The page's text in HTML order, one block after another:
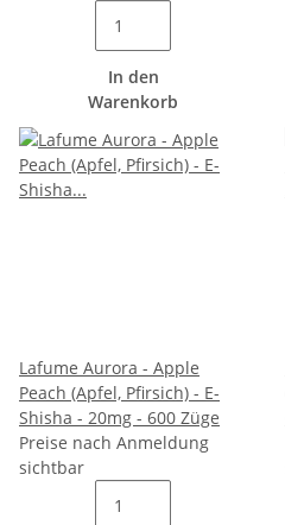
In den
Warenkorb
Lafume Aurora - Apple
Peach (Apfel, Pfirsich) - E-
Shisha - 20mg - 600 Züge
Preise nach Anmeldung
sichtbar